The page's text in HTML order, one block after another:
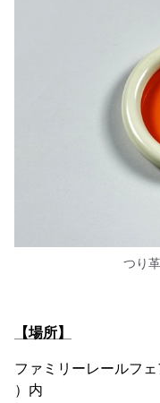
つり
【場所】
ファミリーレールフ
）内